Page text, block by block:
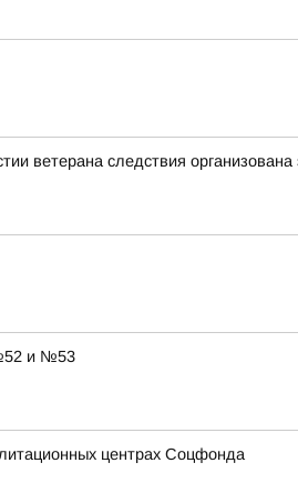
ветерана следствия организована
и №53
центрах Соцфонда